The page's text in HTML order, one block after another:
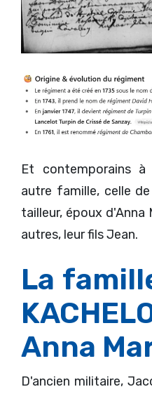
Et contemporains
autre famille, celle de
tailleur, époux d'Anna
autres, leur fils Jean.
La
Anna
D'ancien militaire,